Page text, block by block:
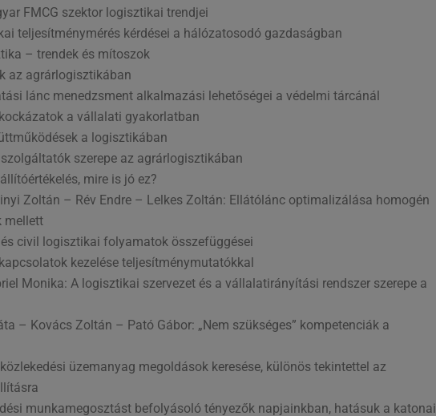
FMCG szektor logisztikai trendjei
teljesítménymérés kérdései a hálózatosodó gazdaságban
– trendek és mítoszok
az agrárlogisztikában
lánc menedzsment alkalmazási lehetőségei a védelmi tárcánál
a vállalati gyakorlatban
a logisztikában
szerepe az agrárlogisztikában
mire is jó ez?
Zoltán – Rév Endre – Lelkes Zoltán: Ellátólánc optimalizálása homogén
mellett
civil logisztikai folyamatok összefüggései
kezelése teljesítménymutatókkal
Monika: A logisztikai szervezet és a vállalatirányítási rendszer szerepe a
– Kovács Zoltán – Pató Gábor: „Nem szükséges” kompetenciák a
üzemanyag megoldások keresése, különös tekintettel az
munkamegosztást befolyásoló tényezők napjainkban, hatásuk a katonai